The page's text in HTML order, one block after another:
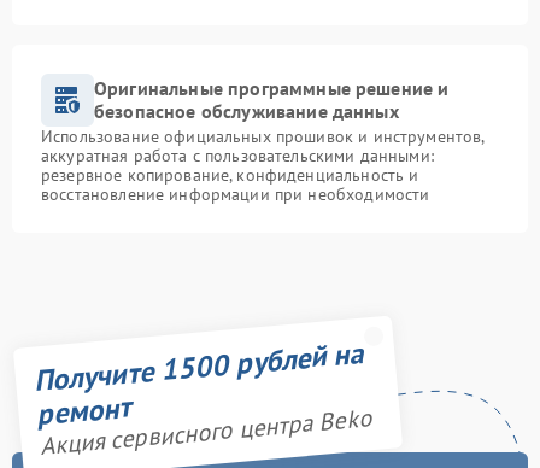
Оригинальные программные решение и
безопасное обслуживание данных
Использование официальных прошивок и инструментов,
аккуратная работа с пользовательскими данными:
резервное копирование, конфиденциальность и
восстановление информации при необходимости
Получите 1500 рублей на
ремонт
Акция сервисного центра Beko